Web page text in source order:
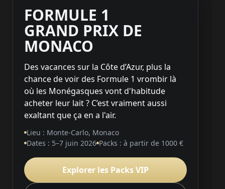
FORMULE 1
GRAND PRIX DE
MONACO
Des vacances sur la Côte d’Azur, plus la
chance de voir des Formule 1 vrombir là
où les Monégasques vont d'habitude
acheter leur lait ? C’est vraiment aussi
exaltant que ça en a l'air.
Lieu : Monte-Carlo, Monaco
Dates : 5–7 juin 2026 Packs : à partir de 1000 €
Explorer les Packs VIP